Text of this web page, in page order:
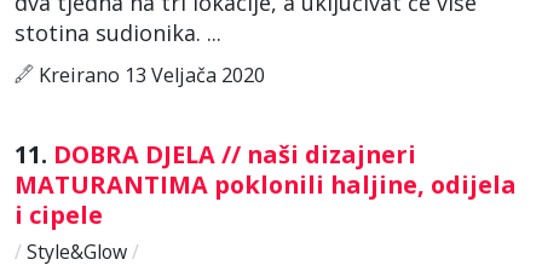
stotina sudionika. ...
Kreirano 13 Veljača 2020
11. DOBRA DJELA // naši dizajneri
MATURANTIMA poklonili haljine, odijela
i cipele
/ Style&Glow/